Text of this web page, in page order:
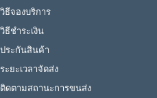
วิธีจองบริการ
วิธีชำระเงิน
ประกันสินค้า
ระยะเวลาจัดส่ง
ติดตามสถานะการขนส่ง